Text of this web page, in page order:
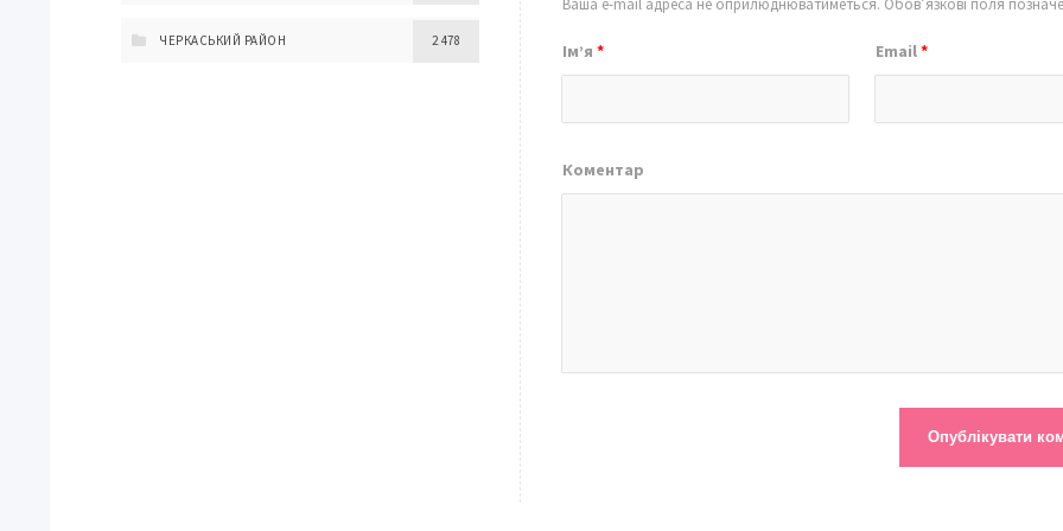
Ваша e-mail адреса не оприлюднюватиметься. Обов’язкові поля
Ім’я* Email*
Коментар
ЧЕРКАСЬКИЙ РАЙОН 2 478